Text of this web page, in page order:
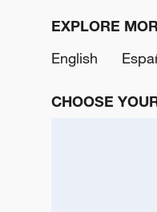
EXPLORE
English
CHOOSE